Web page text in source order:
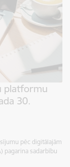
platformu
30.
pēc digitālajām
pagarina sadarbību